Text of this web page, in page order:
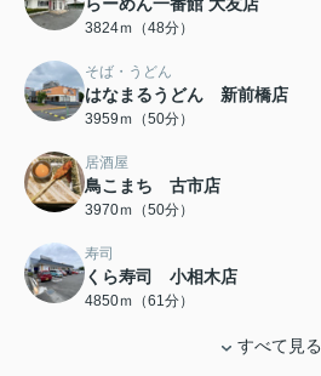
らーめん一番館 大友店
3824ｍ（48分）
そば・うどん
はなまるうどん 新前橋店
3959ｍ（50分）
居酒屋
鳥こまち 古市店
3970ｍ（50分）
寿司
くら寿司 小相木店
4850ｍ（61分）
すべて見る